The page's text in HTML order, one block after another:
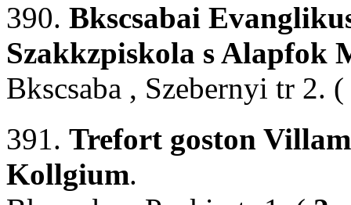
390. Bkscsabai
Szakkzpiskola s Alapfok
Bkscsaba , Szebernyi tr 2. (
391. Trefort goston
Kollgium.